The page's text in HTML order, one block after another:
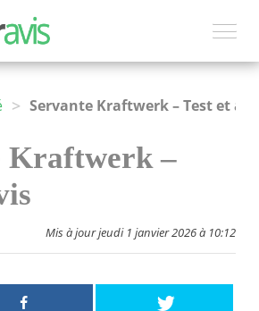
>
Kraftwerk –
Mis à jour jeudi 1 janvier 2026 à 10:12